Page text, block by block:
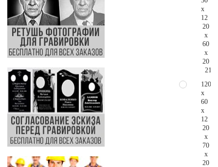
x
12
20
x
60
x
20
120
x
60
x
12
20
x
70
x
20